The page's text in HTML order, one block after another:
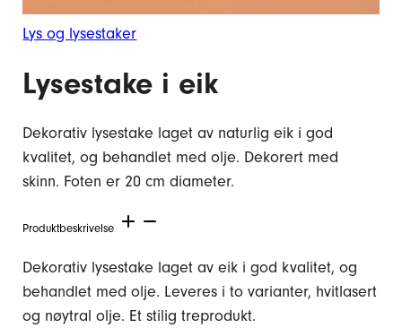
Lys og lysestaker
Lysestake i eik
Dekorativ lysestake laget av naturlig eik i god
kvalitet, og behandlet med olje. Dekorert med
skinn. Foten er 20 cm diameter.
Produktbeskrivelse
Dekorativ lysestake laget av eik i god kvalitet, og
behandlet med olje. Leveres i to varianter, hvitlasert
og nøytral olje. Et stilig treprodukt.